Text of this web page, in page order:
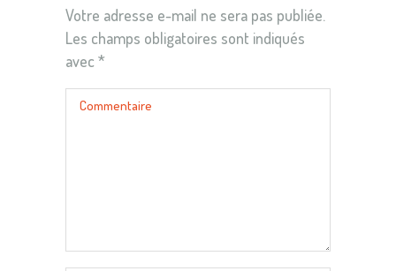
Votre adresse e-mail ne sera pas publiée.
Les champs obligatoires sont indiqués
avec*